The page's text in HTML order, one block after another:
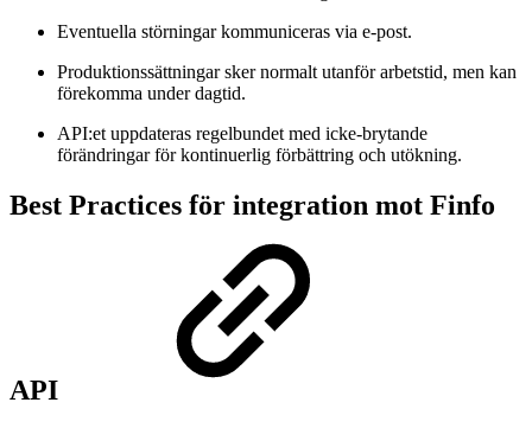
Eventuella störningar kommuniceras via e-post.
Produktionssättningar sker normalt utanför arbetstid, men kan
förekomma under dagtid.
API:et uppdateras regelbundet med icke-brytande
förändringar för kontinuerlig förbättring och utökning.
Best Practices för integration mot Finfo
API